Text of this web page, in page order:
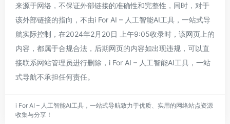
来源于网络，不保证外部链接的准确性和完整性，同时，对于
该外部链接的指向，不由i For AI – 人工智能AI工具，一站式导
航实际控制，在2024年2月20日 上午9:05收录时，该网页上的
内容，都属于合规合法，后期网页的内容如出现违规，可以直
接联系网站管理员进行删除，i For AI – 人工智能AI工具，一站
式导航不承担任何责任。
i For AI – 人工智能AI工具，一站式导航致力于优质、实用的网络站点资源
收集与分享！